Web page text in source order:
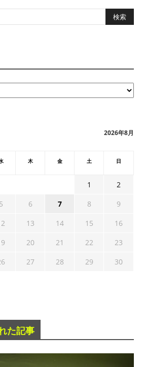
2026年8月
木 金 土 日
1
2
5 6 7 8
9
13 14 15
16
20 21 22
23
27 28 29
30
た記事